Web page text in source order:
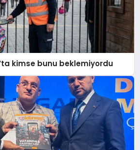
kimse bunu beklemiyordu